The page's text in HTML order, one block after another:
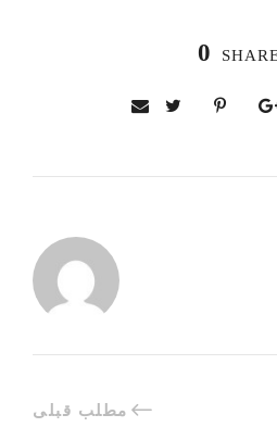
0
مطلب قبلی